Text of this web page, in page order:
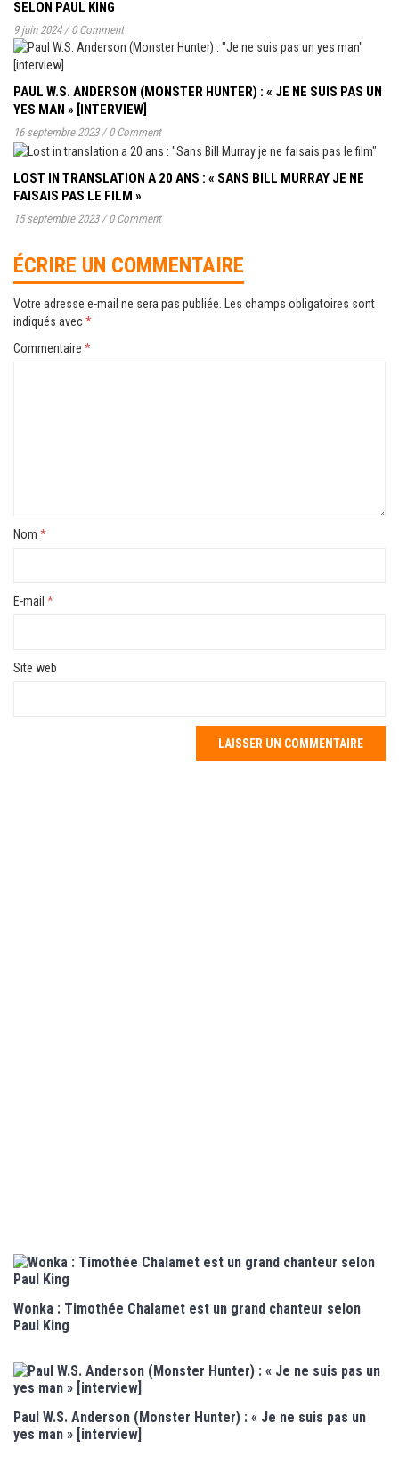
SELON PAUL KING
9 juin 2024 / 0 Comment
PAUL W.S. ANDERSON (MONSTER HUNTER) : « JE NE SUIS PAS UN
YES MAN » [INTERVIEW]
16 septembre 2023 / 0 Comment
LOST IN TRANSLATION A 20 ANS : « SANS BILL MURRAY JE NE
FAISAIS PAS LE FILM »
15 septembre 2023 / 0 Comment
ÉCRIRE UN COMMENTAIRE
Votre adresse e-mail ne sera pas publiée. Les champs obligatoires sont
indiqués avec*
Commentaire *
Nom *
E-mail *
Site web
Wonka : Timothée Chalamet est un grand chanteur selon
Paul King
Paul W.S. Anderson (Monster Hunter) : « Je ne suis pas un
yes man » [interview]